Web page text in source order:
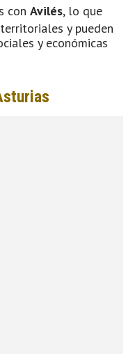
con Avilés, lo que
y pueden
y económicas